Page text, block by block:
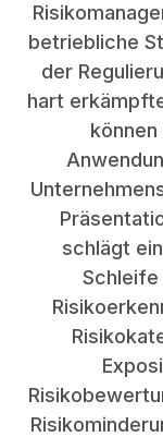
betriebliche
der
hart
schlägt
Schleife